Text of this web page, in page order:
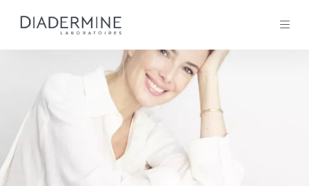
Tous les Produit
ACCUEIL